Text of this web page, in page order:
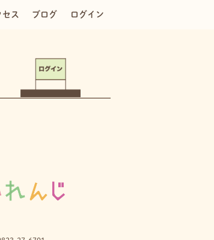
セス ブログ ログイン